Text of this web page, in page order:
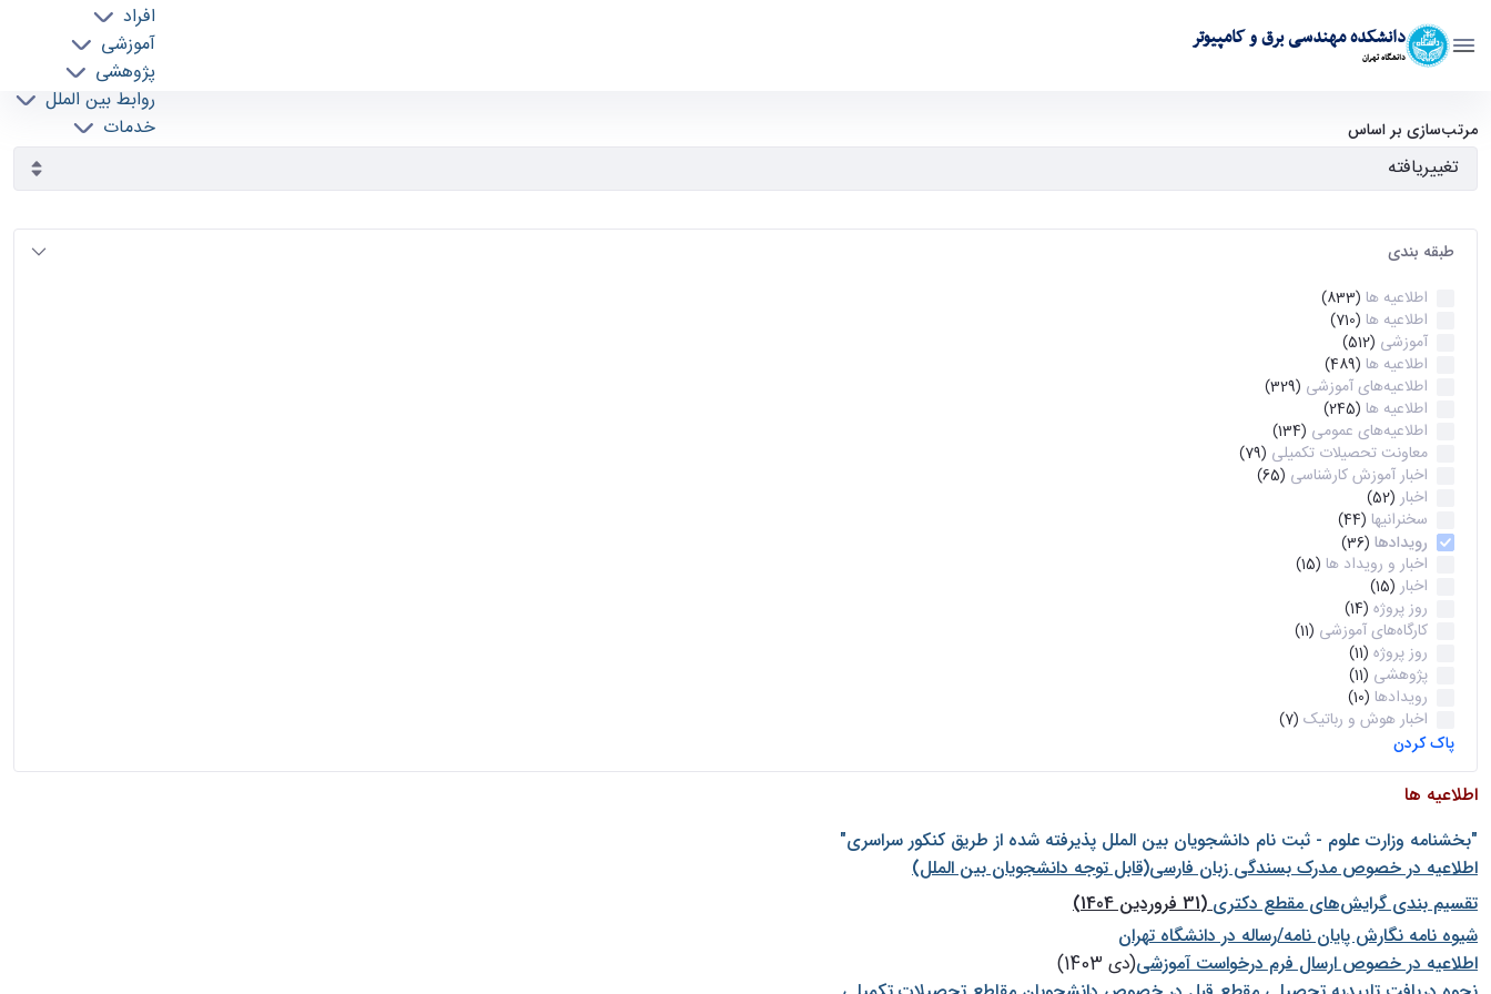
دانشکده مهندسی برق و کامپیوتر
دانشگاه تهران
افراد
آموزشی
پژوهشی
روابط بین الملل
خدمات
آرشیو اطلاعیه ها - ece- دانشکده مهندسی برق و کامپیوتر
مرتب‌سازی بر اساس
طبقه بندی
اطلاعیه ها (833)
اطلاعیه ها (710)
آموزشی (512)
اطلاعیه ها (489)
اطلاعیه‌های‌ آموزشی (329)
اطلاعیه ها (245)
اطلاعیه‌های عمومی (134)
معاونت تحصیلات تکمیلی (79)
اخبار آموزش کارشناسی (65)
اخبار (52)
سخنرانیها (44)
رویدادها (36)
اخبار و رویداد ها (15)
اخبار (15)
روز پروژه (14)
کارگاه‌های آموزشی (11)
روز پروژه (11)
پژوهشی (11)
رویدادها (10)
اخبار هوش و رباتیک (7)
پاک کردن
اطلاعیه ها
"بخشنامه وزارت علوم - ثبت نام دانشجويان بين الملل پذيرفته شده از طريق كنكور سراسری"
اطلاعیه در خصوص مدرک بسندگی زبان فارسی(قابل توجه دانشجویان بین الملل)
تقسیم بندی گرایش‌های مقطع دکتری(31 فروردین 1404)
شيوه نامه نگارش پايان نامه/رساله در دانشگاه تهران
اطلاعیه در خصوص ارسال فرم درخواست آموزشی(دی 1403)